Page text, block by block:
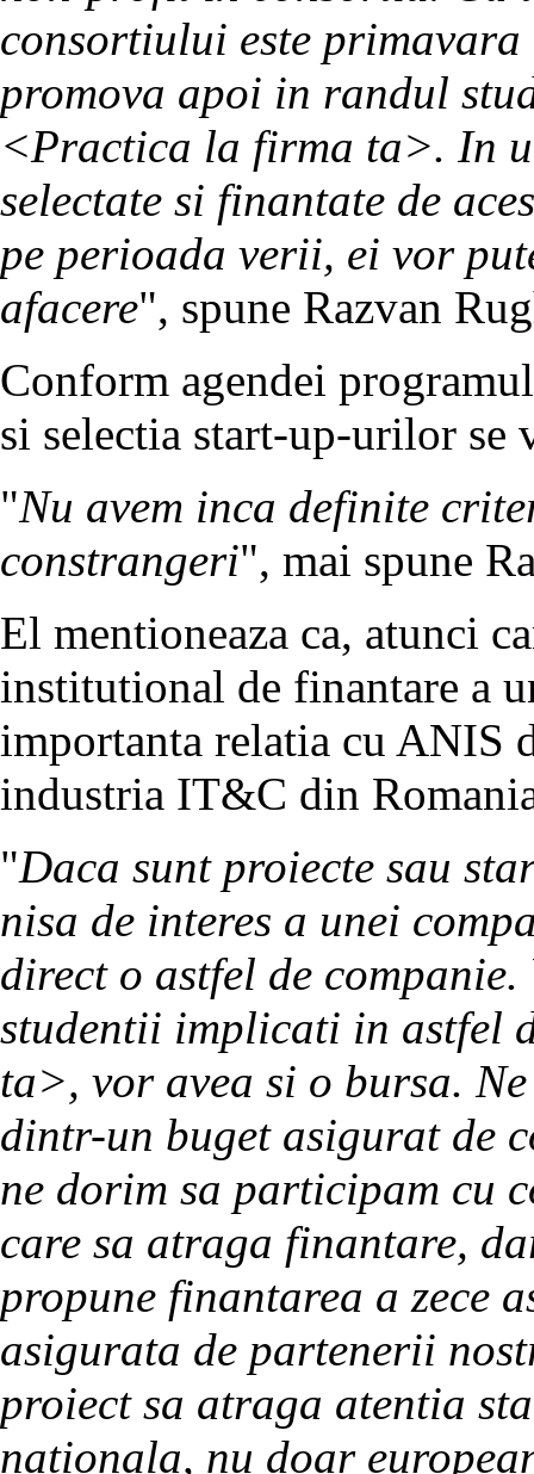
consortiului este
promova apoi in randul
<Practica la firma ta>. In
selectate si finantate de
pe perioada verii, ei vor
afacere", spune Razvan
Conform agendei
si selectia start-up-urilor se
"Nu avem inca definite
constrangeri", mai spune
El mentioneaza ca, atunci
institutional de finantare a
importanta relatia cu ANIS
industria IT&C din
"Daca sunt proiecte sau
nisa de interes a unei
direct o astfel de
studentii implicati in astfel
ta>, vor avea si o bursa.
dintr-un buget asigurat de
ne dorim sa participam cu
care sa atraga finantare,
propune finantarea a zece
asigurata de partenerii
proiect sa atraga atentia
nationala, nu doar